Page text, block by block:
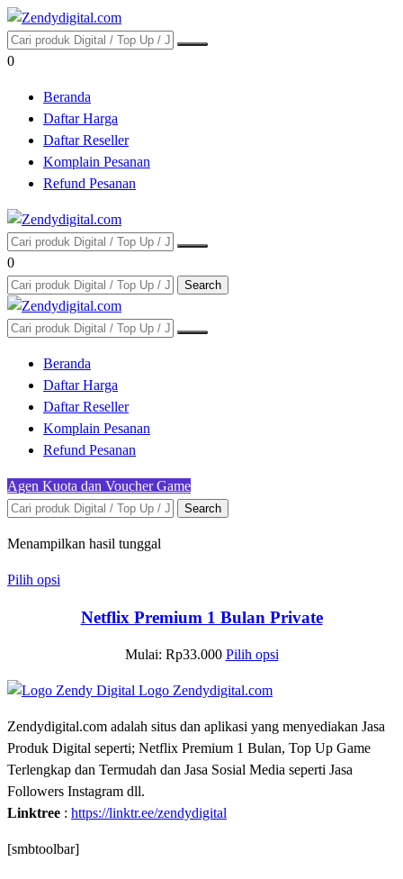
0
Beranda
Daftar Harga
Daftar Reseller
Komplain Pesanan
Refund Pesanan
0
Search
Beranda
Daftar Harga
Daftar Reseller
Komplain Pesanan
Refund Pesanan
Agen Kuota dan Voucher Game
Search
Menampilkan hasil tunggal
Pilih opsi
Netflix Premium 1 Bulan Private
Mulai: Rp33.000 Pilih opsi
Zendydigital.com adalah situs dan aplikasi yang menyediakan Jasa
Produk Digital seperti; Netflix Premium 1 Bulan, Top Up Game
Terlengkap dan Termudah dan Jasa Sosial Media seperti Jasa
Followers Instagram dll.
Linktree : https://linktr.ee/zendydigital
[smbtoolbar]